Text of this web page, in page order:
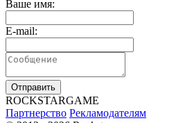
Ваше имя:
E-mail:
Отправить
ROCKSTARGAME
Партнерство Рекламодателям